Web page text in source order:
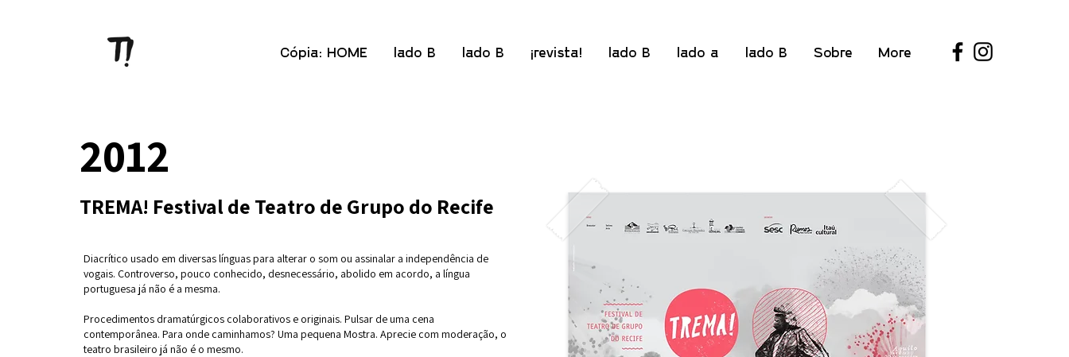
Cópia: HOME lado B lado B ¡revista! lado B lado a lado B Sobre More
2012
TREMA! Festival de Teatro de Grupo do Recife
Diacrítico usado em diversas línguas para alterar o som ou assinalar a independência de
vogais. Controverso, pouco conhecido, desnecessário, abolido em acordo, a língua
portuguesa já não é a mesma.
Procedimentos dramatúrgicos colaborativos e originais. Pulsar de uma cena
contemporânea. Para onde caminhamos? Uma pequena Mostra. Aprecie com moderação, o
teatro brasileiro já não é o mesmo.